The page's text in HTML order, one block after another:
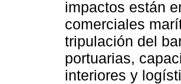
impactos están
comerciales
tripulación del
portuarias,
interiores y